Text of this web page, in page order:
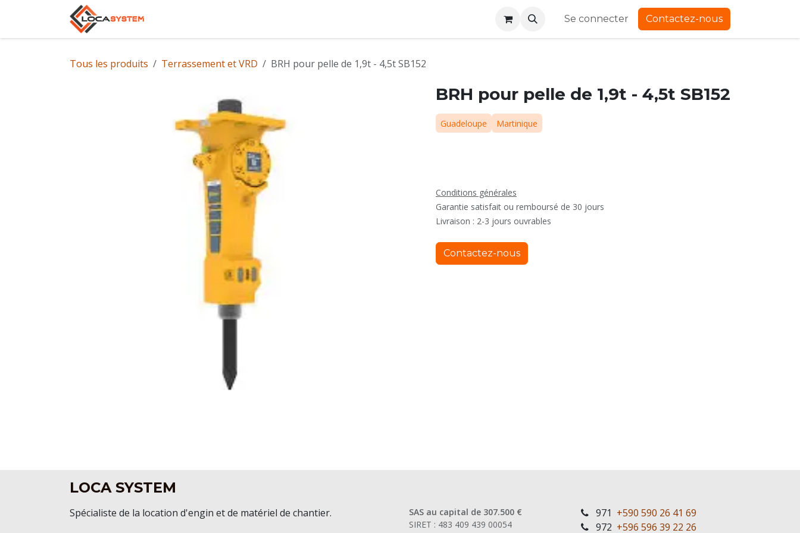
Se rendre au contenu
Rejoignez nous Se connecter Contactez-nous
Tous les produits Terrassement et VRD BRH pour pelle de 1,9t - 4,5t SB152
BRH pour pelle de 1,9t - 4,5t SB152
Guadeloupe Martinique
Conditions générales
Garantie satisfait ou remboursé de 30 jours
Livraison : 2-3 jours ouvrables
Contactez-nous
LOCA SYSTEM
Spécialiste de la location d'engin et de matériel de chantier.
SAS au capital de 307.500 €
SIRET : 483 409 439 00054
971 +590 590 26 41 69
972 +596 596 39 22 26